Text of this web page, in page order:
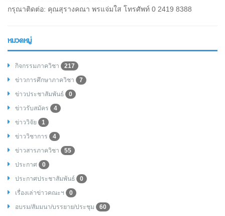
กรุณาติดต่อ: คุณสุรางคณา พรแจ่มใส โทรศัพท์ 0 2419 8388
หมวดหมู่
กิจกรรมภาควิชา
217
ข่าวการศึกษาภาควิชา
7
ข่าวประชาสัมพันธ์
0
ข่าวรับสมัคร
4
ข่าววิจัย
1
ข่าววิชาการ
4
ข่าวสารภาควิชา
55
ประกาศ
0
ประกาศประชาสัมพันธ์
0
เรื่องเล่าข่าวคณะฯ
0
อบรม/สัมมนา/บรรยาย/ประชุม
60